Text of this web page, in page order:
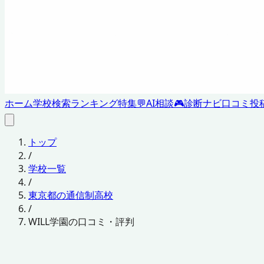
ホーム学校検索ランキング特集💬AI相談🎮診断ナビ口コミ投
トップ
/
学校一覧
/
東京都の通信制高校
/
WILL学園の口コミ・評判